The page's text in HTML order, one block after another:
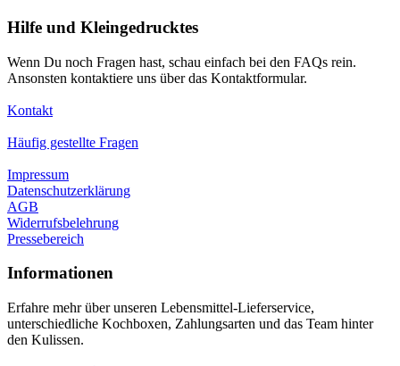
Hilfe und Kleingedrucktes
Wenn Du noch Fragen hast, schau einfach bei den FAQs rein.
Ansonsten kontaktiere uns über das Kontaktformular.
Kontakt
Häufig gestellte Fragen
Impressum
Datenschutzerklärung
AGB
Widerrufsbelehrung
Pressebereich
Informationen
Erfahre mehr über unseren Lebensmittel-Lieferservice,
unterschiedliche Kochboxen, Zahlungsarten und das Team hinter
den Kulissen.